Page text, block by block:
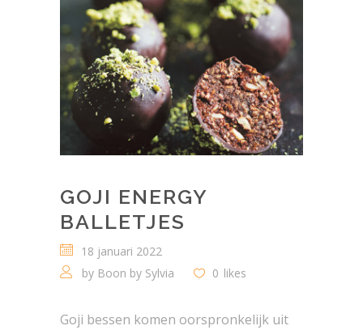
GOJI ENERGY
BALLETJES
18 januari 2022
by Boon by Sylvia 0 likes
Goji bessen komen oorspronkelijk uit